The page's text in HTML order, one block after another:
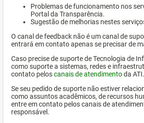
Problemas de funcionamento nos
Portal da Transparência.
Sugestão de melhorias nestes
O canal de feedback não é um canal de
entrará em contato apenas se precisar de
Caso precise de suporte de Tecnologia de
como suporte a sistemas, redes e
contato peloscanais de atendimentoda ATI.
Se seu pedido de suporte não estiver
como assuntos acadêmicos, de recursos
entre em contato pelos canais de
responsável.